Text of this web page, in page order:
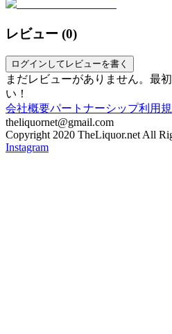
レビュー (0)
ログインしてレビューを書く
まだレビューがありません。最
い！
会社概要パートナーシップ利用
theliquornet@gmail.com
Copyright 2020 TheLiquor.net All
Instagram